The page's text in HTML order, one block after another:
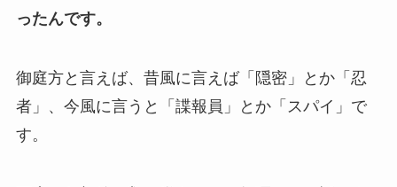
ったんです。
御庭方と言えば、昔風に言えば「隠密」とか「忍
者」、今風に言うと「諜報員」とか「スパイ」で
す。